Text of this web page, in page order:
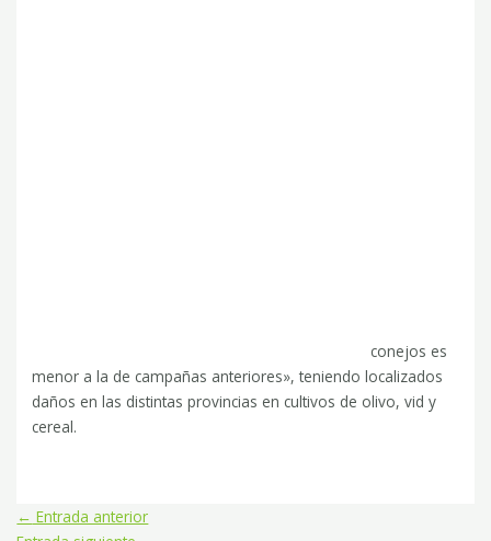
conejos es
menor a la de campañas anteriores», teniendo localizados
daños en las distintas provincias en cultivos de olivo, vid y
cereal.
← Entrada anterior